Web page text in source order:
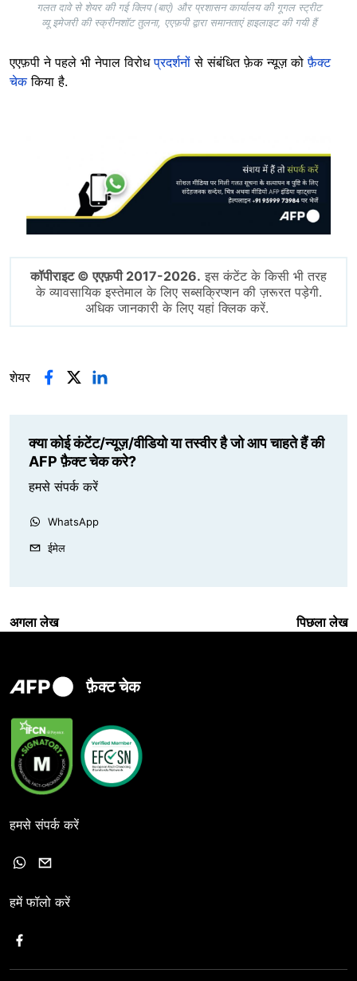
गलत दावे से शेयर की गई क्लिप (बाएं) और प्रशासन कार्यालय की गूगल स्ट्रीट
व्यू इमेजरी की स्क्रीनशॉट तुलना, एएफ़पी द्वारा समानताएं हाइलाइट की गयी हैं
एएफ़पी ने पहले भी नेपाल विरोधप्रदर्शनों से संबंधित फ़ेक न्यूज़ कोफ़ैक्ट
चेककिया है.
कॉपीराइट © एएफ़पी 2017-2026. इस कंटेंट के किसी भी तरह
के व्यावसायिक इस्तेमाल के लिए सब्सक्रिप्शन की ज़रूरत पड़ेगी.
अधिक जानकारी के लिए यहां क्लिक करें.
शेयर
क्या कोई कंटेंट/न्यूज़/वीडियो या तस्वीर है जो आप चाहते हैं की
AFP फ़ैक्ट चेक करे?
हमसे संपर्क करें
WhatsApp
ईमेल
अगला लेख पिछला लेख
फ़ैक्ट चेक
हमसे संपर्क करें
हमें फॉलो करें